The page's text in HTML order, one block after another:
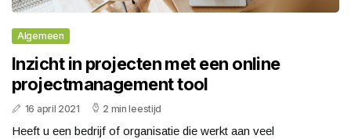
Algemeen
Inzicht in projecten met een online
projectmanagement tool
16 april 2021 2 min leestijd
Heeft u een bedrijf of organisatie die werkt aan veel